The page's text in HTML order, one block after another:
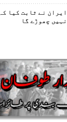
ایران نے ثابت کیا
نہیں چھوڑے گا